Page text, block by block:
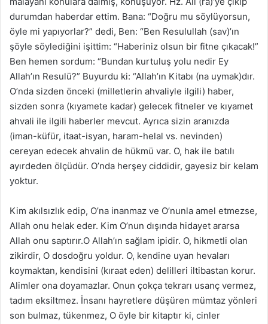
durumdan haberdar ettim. Bana: “Doğru mu söylüyorsun,
öyle mi yapıyorlar?” dedi, Ben: “Ben Resulullah (sav)’ın
şöyle söylediğini işittim: “Haberiniz olsun bir fitne çıkacak!”
Ben hemen sordum: “Bundan kurtuluş yolu nedir Ey
Allah’ın Resulü?” Buyurdu ki: “Allah’ın Kitabı (na uymak)dır.
O’nda sizden önceki (milletlerin ahvaliyle ilgili) haber,
sizden sonra (kıyamete kadar) gelecek fitneler ve kıyamet
ahvali ile ilgili haberler mevcut. Ayrıca sizin aranızda
(iman-küfür, itaat-isyan, haram-helal vs. nevinden)
cereyan edecek ahvalin de hükmü var. O, hak ile batılı
ayırdeden ölçüdür. O’nda herşey ciddidir, gayesiz bir kelam
yoktur.
Kim akılsızlık edip, O’na inanmaz ve O’nunla amel etmezse,
Allah onu helak eder. Kim O’nun dışında hidayet ararsa
Allah onu saptırır.O Allah’ın sağlam ipidir. O, hikmetli olan
zikirdir, O dosdoğru yoldur. O, kendine uyan hevaları
koymaktan, kendisini (kıraat eden) delilleri iltibastan korur.
Alimler ona doyamazlar. Onun çokça tekrarı usanç vermez,
tadım eksiltmez. İnsanı hayretlere düşüren mümtaz yönleri
son bulmaz, tükenmez, O öyle bir kitaptır ki, cinler